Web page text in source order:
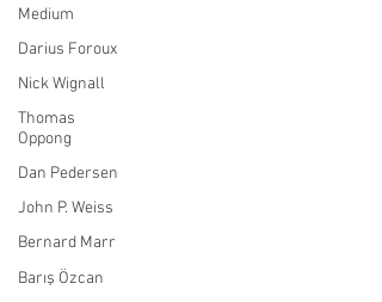
Medium
Darius Foroux
Nick Wignall
Thomas
Oppong
Dan Pedersen
John P. Weiss
Bernard Marr
Barış Özcan